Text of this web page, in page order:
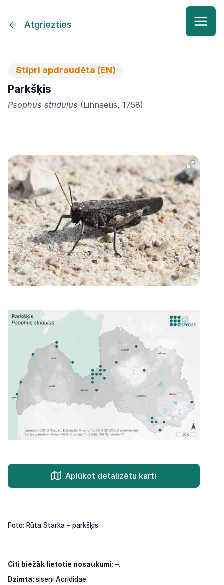
Atgriezties
Stipri apdraudēta (EN)
Parkšķis
Psophus stridulus (Linnaeus, 1758)
Aplūkot detalizētu karti
Foto: Rūta Starka – parkšķis.
Citi biežāk lietotie nosaukumi: –.
Dzimta: siseņi Acrididae.